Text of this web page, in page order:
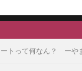
地域
トって何なん？ ー